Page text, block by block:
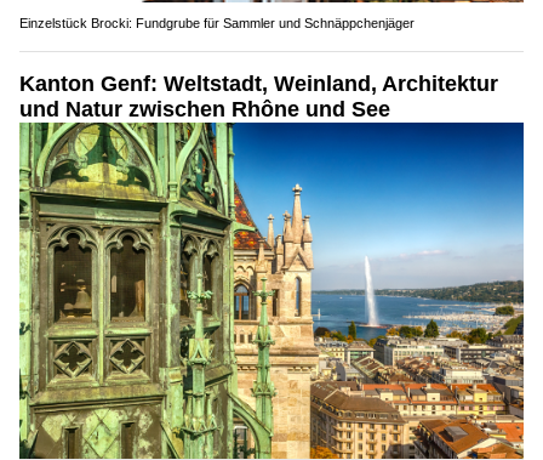
Einzelstück Brocki: Fundgrube für Sammler und Schnäppchenjäger
Kanton Genf: Weltstadt, Weinland, Architektur
und Natur zwischen Rhône und See